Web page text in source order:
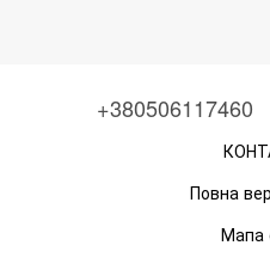
+380506117460
Повна
Мапа